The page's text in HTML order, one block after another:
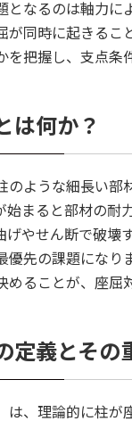
となるのは軸力に
が同時に起きるこ
を把握し、支点条
は何か？
のような細長い部
始まると部材の耐
げやせん断で破壊
優先の課題になり
めることが、座屈
定義とその
は、理論的に柱が